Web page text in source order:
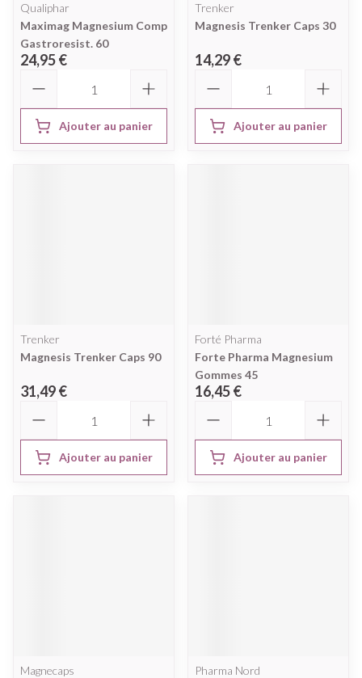
Qualiphar
Maximag Magnesium Comp
Gastroresist. 60
24,95 €
Ajouter au panier
Trenker
Magnesis Trenker Caps 30
14,29 €
Ajouter au panier
Trenker
Magnesis Trenker Caps 90
31,49 €
Ajouter au panier
Forté Pharma
Forte Pharma Magnesium
Gommes 45
16,45 €
Ajouter au panier
Magnecaps
Pharma Nord